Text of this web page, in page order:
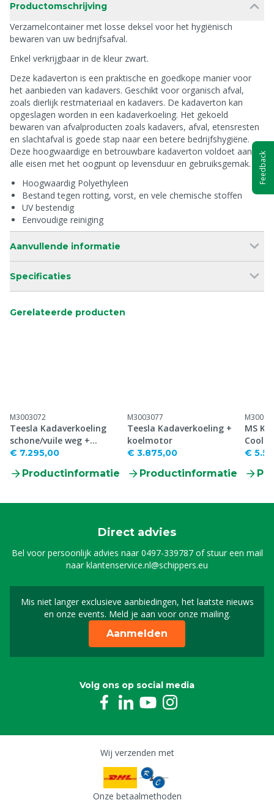
Productomschrijving
Verzamelcontainer met losse deksel voor het hygiënisch
bewaren van uw bedrijfsafval.
Enkel verkrijgbaar in de kleur zwart.
Deze kadaverton is een praktische en goedkope manier voor
het aanbieden van kadavers. Geschikt voor organisch afval,
zoals dierlijk restmateriaal en kadavers. De kadaverton kan
opgeslagen worden in een kadaverkoeling. Het gekoeld
bewaren van afvalproducten zoals kadavers, afval, etensresten
en slachtafval is goede stap naar een betere bedrijfshygiëne.
Deze hoogwaardige en betrouwbare kadaverton voldoet aan
alle eisen met het oogpunt op levensduur en gebruiksgemak.
Hoogwaardig Polyethyleen
Bestand tegen rotting, vorst, en vele chemische stoffen
UV bestendig
Eenvoudige reiniging
Aanvullende informatie
Specificaties
Gerelateerde producten
M3003072
Teesla Kadaverkoeling
schone/vuile weg +
koelmotor
€ 7.295,00
Productinformatie
M3003077
Teesla Kadaverkoeling +
koelmotor
€ 3.875,00
Productinformatie
MS
€
Direct advies
Bel voor persoonlijk advies naar0497-339787of stuur een mail
naarklantenservice.nl@schippers.eu
Mis niet langer exclusieve aanbiedingen, het laatste nieuws
en onze events. Meld je aan voor onze mailing.
Schrijf je in voor onze
Aanmelden
Volg ons op social media
Wij verzenden met
Onze betaalmethoden
Feedback